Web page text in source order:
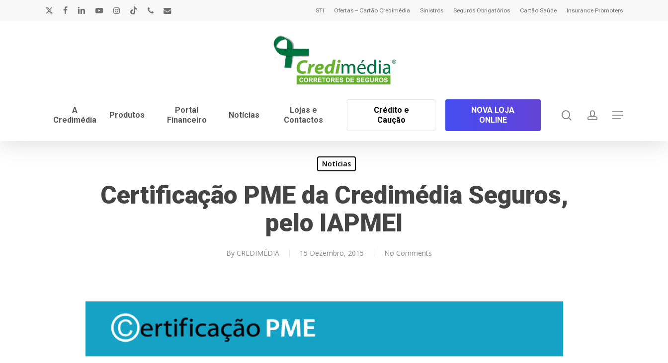
instagram
tiktok
STI Ofertas – Cartão Credimédia Sinistros Seguros Obrigatórios Cartão Saúde Insurance Promoters
A
Credimédia
Produtos
Portal
Financeiro
Notícias
Lojas e
Contactos
Crédito e
Caução
NOVA LOJA
ONLINE
searchaccount
Menu
Notícias
Certificação PME da Credimédia Seguros,
pelo IAPMEI
By CREDIMÉDIA 15 Dezembro, 2015 No Comments